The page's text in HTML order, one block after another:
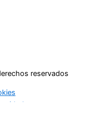
reservados